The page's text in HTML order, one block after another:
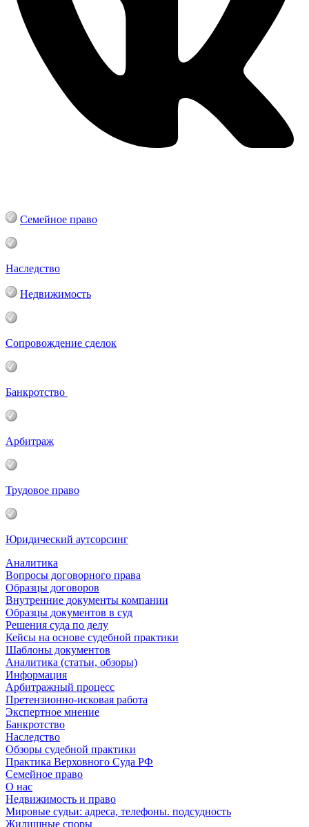
Семейное право
Наследство
Недвижимость
Сопровождение сделок
Банкротство
Арбитраж
Трудовое право
Юридический аутсорсинг
Аналитика
Вопросы договорного права
Образцы договоров
Внутренние документы компании
Образцы документов в суд
Решения суда по делу
Кейсы на основе судебной практики
Шаблоны документов
Аналитика (статьи, обзоры)
Информация
Арбитражный процесс
Претензионно-исковая работа
Экспертное мнение
Банкротство
Наследство
Обзоры судебной практики
Практика Верховного Суда РФ
Семейное право
О нас
Недвижимость и право
Мировые судьи: адреса, телефоны. подсудность
Жилищные споры